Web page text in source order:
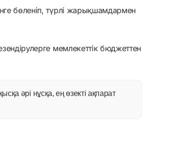
бөленіп, түрлі жарықшамдармен
мемлекеттік бюджеттен
әрі нұсқа, ең өзекті ақпарат